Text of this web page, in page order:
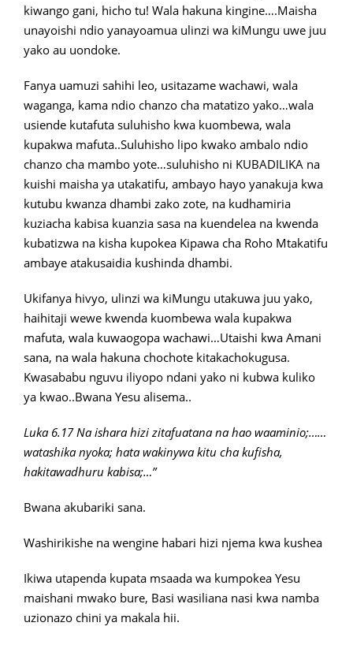
kiwango gani, hicho tu! Wala hakuna kingine….Maisha
unayoishi ndio yanayoamua ulinzi wa kiMungu uwe juu
yako au uondoke.
Fanya uamuzi sahihi leo, usitazame wachawi, wala
waganga, kama ndio chanzo cha matatizo yako…wala
usiende kutafuta suluhisho kwa kuombewa, wala
kupakwa mafuta..Suluhisho lipo kwako ambalo ndio
chanzo cha mambo yote…suluhisho ni KUBADILIKA na
kuishi maisha ya utakatifu, ambayo hayo yanakuja kwa
kutubu kwanza dhambi zako zote, na kudhamiria
kuziacha kabisa kuanzia sasa na kuendelea na kwenda
kubatizwa na kisha kupokea Kipawa cha Roho Mtakatifu
ambaye atakusaidia kushinda dhambi.
Ukifanya hivyo, ulinzi wa kiMungu utakuwa juu yako,
haihitaji wewe kwenda kuombewa wala kupakwa
mafuta, wala kuwaogopa wachawi…Utaishi kwa Amani
sana, na wala hakuna chochote kitakachokugusa.
Kwasababu nguvu iliyopo ndani yako ni kubwa kuliko
ya kwao..Bwana Yesu alisema..
Luka 6.17 Na ishara hizi zitafuatana na hao waaminio;……
watashika nyoka; hata wakinywa kitu cha kufisha,
hakitawadhuru kabisa;…”
Bwana akubariki sana.
Washirikishe na wengine habari hizi njema kwa kushea
Ikiwa utapenda kupata msaada wa kumpokea Yesu
maishani mwako bure, Basi wasiliana nasi kwa namba
uzionazo chini ya makala hii.